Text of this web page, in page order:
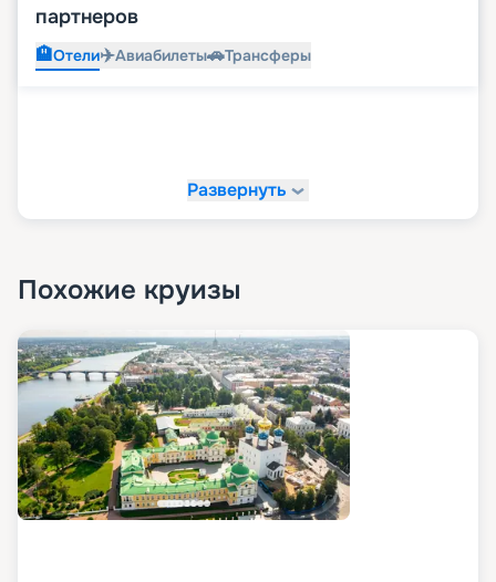
партнеров
🏨Отели✈️Авиабилеты🚗Трансферы
Развернуть
Похожие круизы